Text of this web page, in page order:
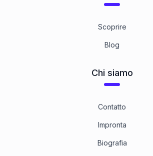
Scoprire
Blog
Chi siamo
Contatto
Impronta
Biografia